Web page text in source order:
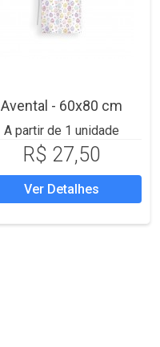
Avental - 60x80 cm
A partir de 1 unidade
R$ 27,50
Ver Detalhes